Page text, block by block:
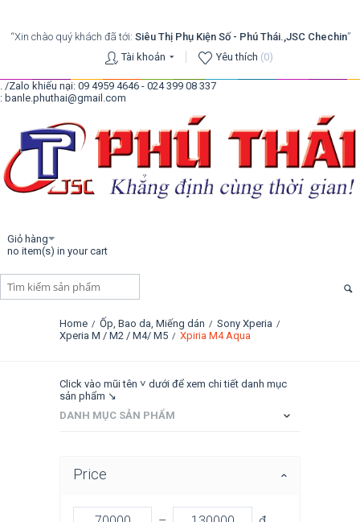
“Xin chào quý khách đã tới: Siêu Thị Phụ Kiện Số - Phú Thái.,JSC Chechin”
Tài khoản
Yêu thích (0)
. /Zalo khiếu nại: 09 4959 4646 - 024 399 08 337
: banle.phuthai@gmail.com
Giỏ hàng
no item(s) in your cart
Home / Ốp, Bao da, Miếng dán / Sony Xperia /
Xperia M / M2 / M4/ M5 / Xpiria M4 Aqua
Click vào mũi tên ˅ dưới để xem chi tiết danh mục
sản phẩm ↘
DANH MỤC SẢN PHẨM
Price